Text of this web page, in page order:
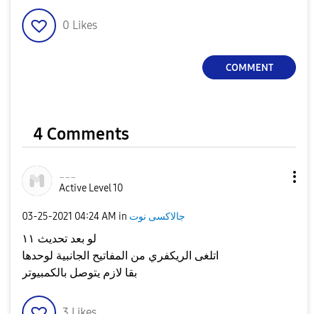
0 Likes
COMMENT
4 Comments
Active Level 10
‎03-25-2021 04:24 AM in جالاكسى نوت
لو بعد تحديث ١١
اتلغى الريكفري من المفاتيح الجانبية لوحدها
بقا لازم يتوصل بالكمبيوتر